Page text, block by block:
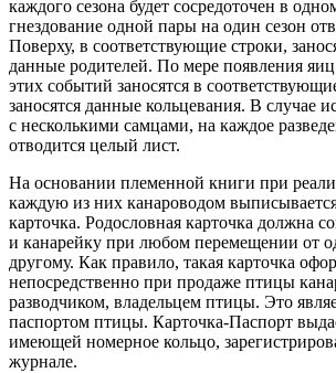
каждого сезона будет сосредоточен в
гнездование одной пары на один сезон
Поверху, в соответствующие строки,
данные родителей. По мере появления
этих событий заносятся в
заносятся данные кольцевания. В случае
с несколькими самцами, на каждое
отводится целый лист.
На основании племенной книги при
каждую из них канароводом
карточка. Родословная карточка должна
и канарейку при любом перемещении от
другому. Как правило, такая карточка
непосредственно при продаже птицы
разводчиком, владельцем птицы. Это
паспортом птицы. Карточка-Паспорт
имеющей номерное кольцо,
журнале.